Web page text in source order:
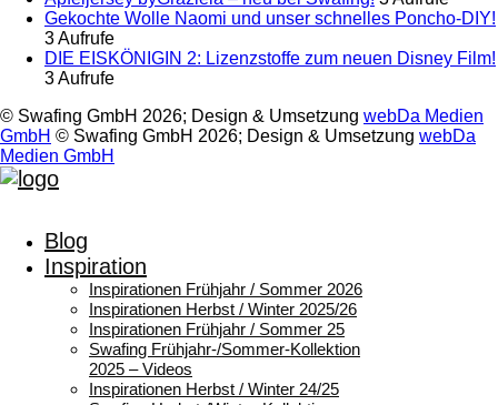
Gekochte Wolle Naomi und unser schnelles Poncho-DIY!
3 Aufrufe
DIE EISKÖNIGIN 2: Lizenzstoffe zum neuen Disney Film!
3 Aufrufe
© Swafing GmbH 2026; Design & Umsetzung webDa Medien
GmbH © Swafing GmbH 2026; Design & Umsetzung webDa
Medien GmbH
Blog
Inspiration
Inspirationen Frühjahr / Sommer 2026
Inspirationen Herbst / Winter 2025/26
Inspirationen Frühjahr / Sommer 25
Swafing Frühjahr-/Sommer-Kollektion
2025 – Videos
Inspirationen Herbst / Winter 24/25